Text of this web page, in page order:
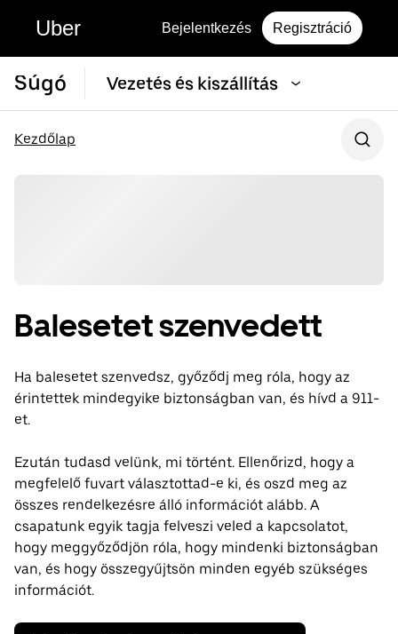
Uber Bejelentkezés Regisztráció
Súgó Vezetés és kiszállítás
Kezdőlap
Balesetet szenvedett
Ha balesetet szenvedsz, győződj meg róla, hogy az
érintettek mindegyike biztonságban van, és hívd a 911-
et.
Ezután tudasd velünk, mi történt. Ellenőrizd, hogy a
megfelelő fuvart választottad-e ki, és oszd meg az
összes rendelkezésre álló információt alább. A
csapatunk egyik tagja felveszi veled a kapcsolatot,
hogy meggyőződjön róla, hogy mindenki biztonságban
van, és hogy összegyűjtsön minden egyéb szükséges
információt.